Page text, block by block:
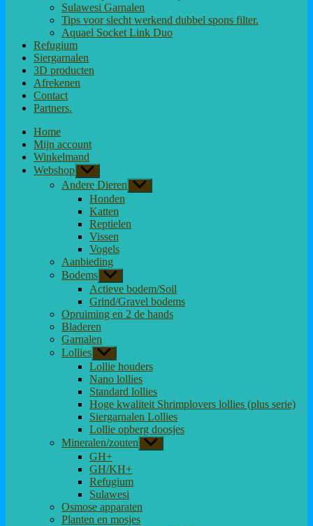
Sulawesi Garnalen
Tips voor slecht werkend dubbel spons filter.
Aquael Socket Link Duo
Refugium
Siergarnalen
3D producten
Afrekenen
Contact
Partners.
Home
Mijn account
Winkelmand
Webshop Toon
submenu
Andere Dieren Toon
submenu
Honden
Katten
Reptielen
Vissen
Vogels
Aanbieding
Bodems Toon
submenu
Actieve bodem/Soil
Grind/Gravel bodems
Opruiming en 2 de hands
Bladeren
Garnalen
Lollies Toon
submenu
Lollie houders
Nano lollies
Standard lollies
Hoge kwaliteit Shrimplovers lollies (plus serie)
Siergarnalen Lollies
Lollie opberg doosjes
Mineralen/zouten Toon
submenu
GH+
GH/KH+
Refugium
Sulawesi
Osmose apparaten
Planten en mosjes